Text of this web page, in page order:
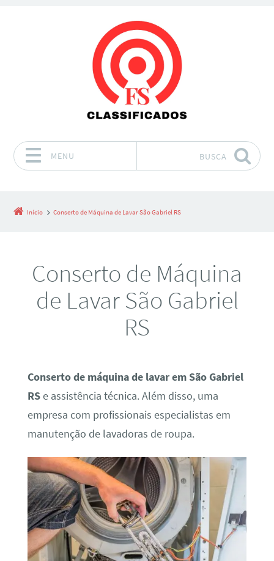
MENU BUSCA
Início Conserto de Máquina de Lavar São Gabriel RS
Conserto de Máquina
de Lavar São Gabriel
RS
Conserto de máquina de lavar em São Gabriel
RSe assistência técnica. Além disso, uma
empresa com profissionais especialistas em
manutenção de lavadoras de roupa.